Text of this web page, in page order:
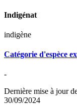
Indigénat
indigène
Catégorie d'espèce
-
Dernière mise à jour
30/09/2024